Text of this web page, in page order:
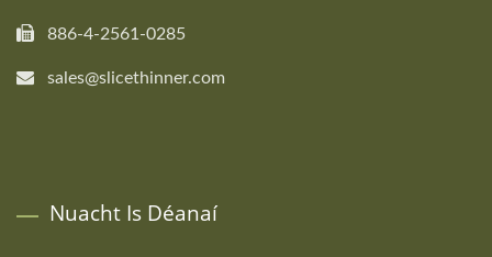
886-4-2561-0285
sales@slicethinner.com
Nuacht Is Déanaí